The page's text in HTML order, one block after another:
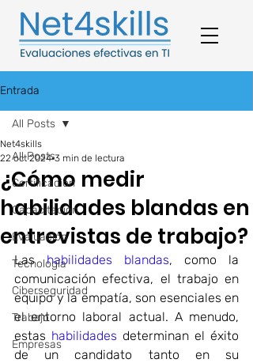
Entrada
All Posts
Certificación
Capacitación
Evaluación
Tecnología
Ciberseguridad
Trabajo
Empresas
All Posts
¿Cómo medir
habilidades blandas en
entrevistas de trabajo?
Net4skills
22 oct 2024 3 min de lectura
Las habilidades blandas, como la
comunicación efectiva, el trabajo en
equipo y la empatía, son esenciales en
el entorno laboral actual. A menudo,
estas habilidades determinan el éxito
de un candidato tanto en su